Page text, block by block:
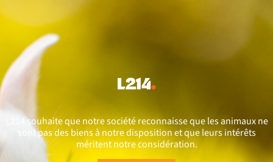
L214 souhaite que notre société reconnaisse que les animaux ne
sont pas des biens à notre disposition et que leurs intérêts
méritent notre considération.